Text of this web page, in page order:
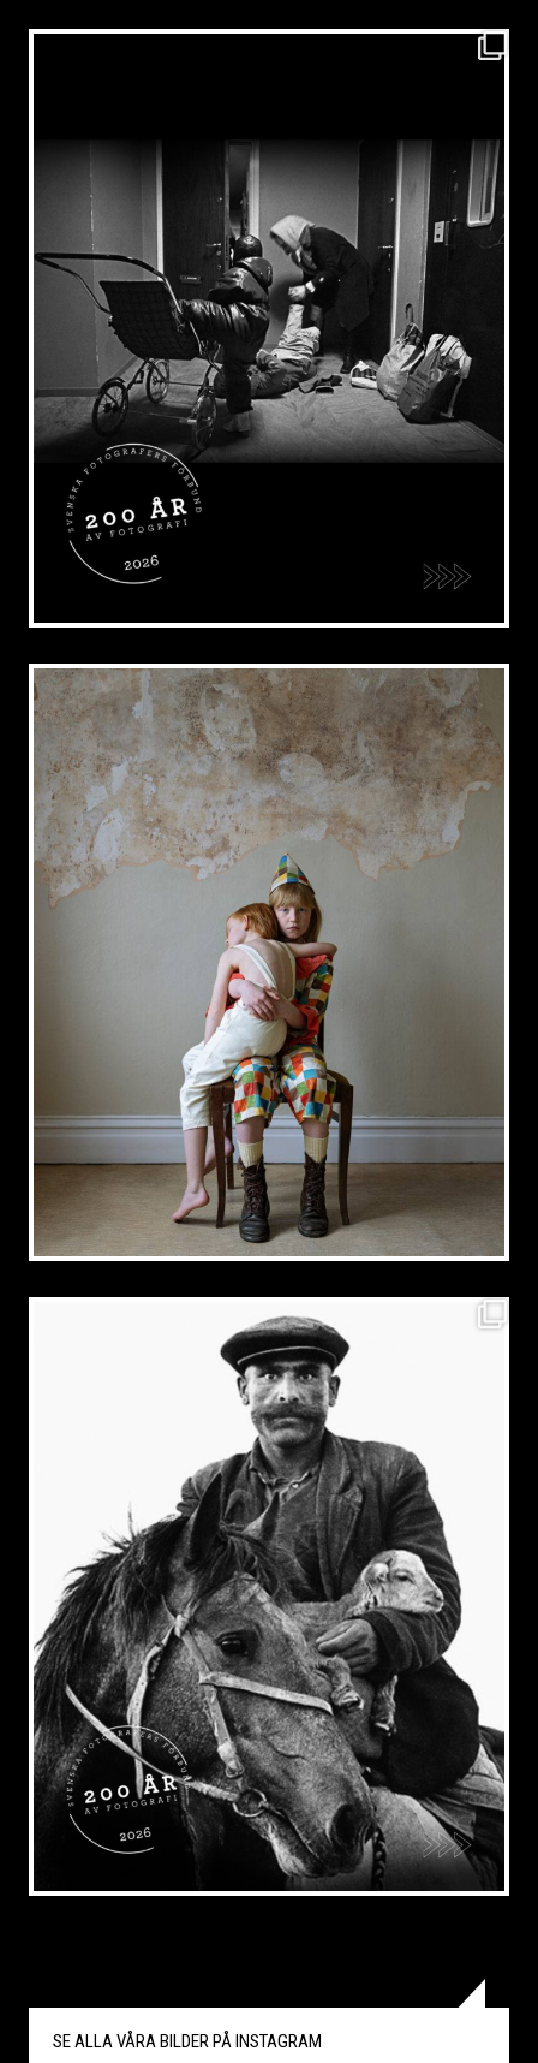
SE ALLA VÅRA BILDER PÅINSTAGRAM